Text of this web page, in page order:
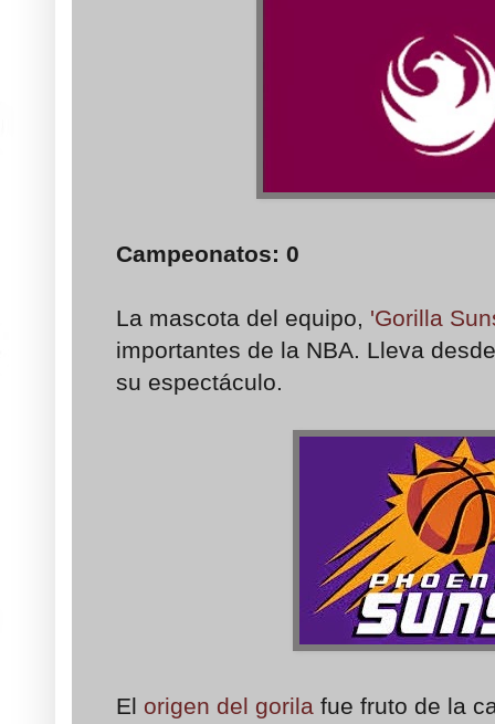
Campeonatos: 0
La mascota del equipo, 'Gorilla
importantes de la NBA. Lleva
su espectáculo.
El origen del gorila fue fruto de la